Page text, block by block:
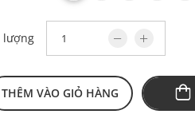
lượng
THÊM VÀO GIỎ HÀNG